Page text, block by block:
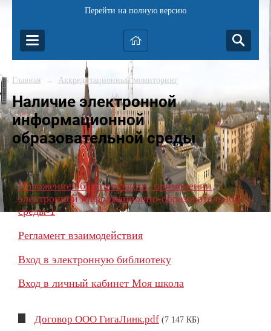
Перейти на полную версию
Главная → Аккредитационный мониторинг
Наличие электронной
информационной
образовательной среды
Положение об организации, применении
электронной информационно-образовательной
среды-1
Регламент взаимодействия
Вход в электронную библиотеку
Вход в личный кабинет Моя школа
Договор ООО ГигаЛинк.pdf (7 147 КБ)